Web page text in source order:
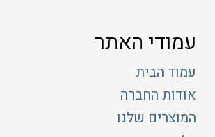
עמודי האתר
עמוד הבית
אודות החברה
המוצרים שלנו